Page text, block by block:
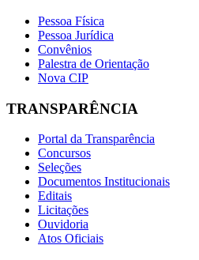
Pessoa Física
Pessoa Jurídica
Convênios
Palestra de Orientação
Nova CIP
TRANSPARÊNCIA
Portal da Transparência
Concursos
Seleções
Documentos Institucionais
Editais
Licitações
Ouvidoria
Atos Oficiais